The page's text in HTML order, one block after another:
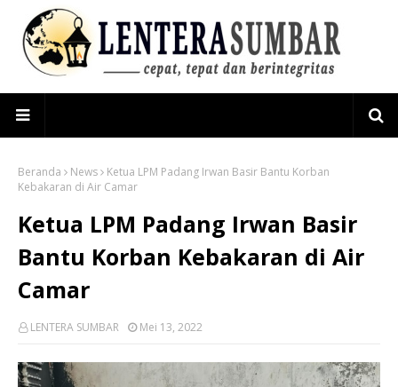
Beranda News
Ketua LPM Padang Irwan Basir Bantu Korban
Kebakaran di Air Camar
Ketua LPM Padang Irwan Basir
Bantu Korban Kebakaran di Air
Camar
LENTERA SUMBAR Mei 13, 2022